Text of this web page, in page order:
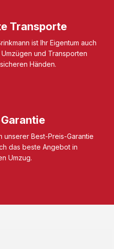
Transporte
ist Ihr Eigentum auch
und Transporten
Händen.
unserer Best-Preis-Garantie
das beste Angebot in
Umzug.